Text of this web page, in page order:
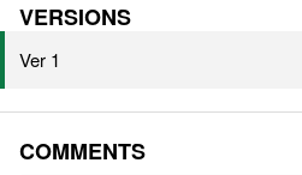
VERSIONS
Ver 1
COMMENTS